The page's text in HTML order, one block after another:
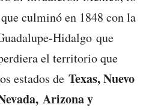
culminó en 1848 con la
Hidalgo que
el territorio que
estados de Texas, Nuevo
Arizona y